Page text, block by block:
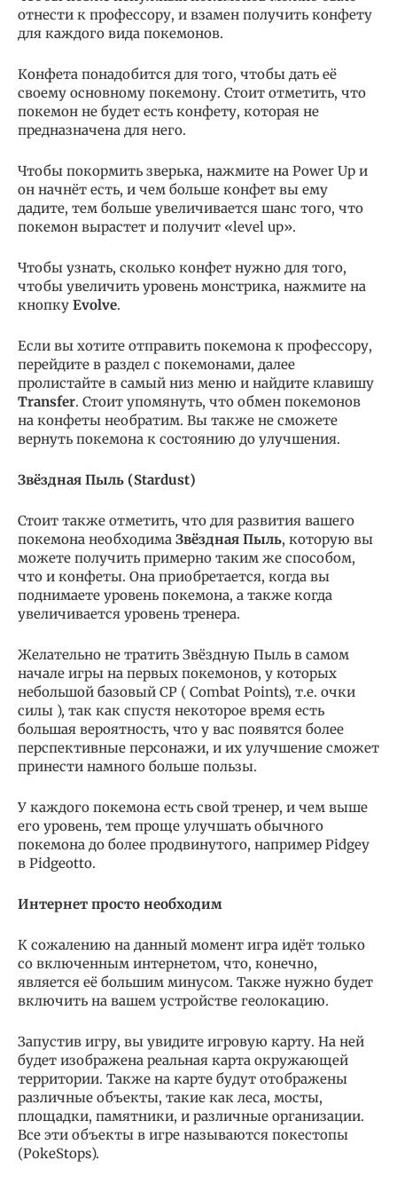
отнести к профессору, и взамен получить конфету
для каждого вида покемонов.
Конфета понадобится для того, чтобы дать её
своему основному покемону. Стоит отметить, что
покемон не будет есть конфету, которая не
предназначена для него.
Чтобы покормить зверька, нажмите на Power Up и
он начнёт есть, и чем больше конфет вы ему
дадите, тем больше увеличивается шанс того, что
покемон вырастет и получит «level up».
Чтобы узнать, сколько конфет нужно для того,
чтобы увеличить уровень монстрика, нажмите на
кнопку Evolve.
Если вы хотите отправить покемона к профессору,
перейдите в раздел с покемонами, далее
пролистайте в самый низ меню и найдите клавишу
Transfer. Стоит упомянуть, что обмен покемонов
на конфеты необратим. Вы также не сможете
вернуть покемона к состоянию до улучшения.
Звёздная Пыль (Stardust)
Стоит также отметить, что для развития вашего
покемона необходима Звёздная Пыль, которую вы
можете получить примерно таким же способом,
что и конфеты. Она приобретается, когда вы
поднимаете уровень покемона, а также когда
увеличивается уровень тренера.
Желательно не тратить Звёздную Пыль в самом
нaчaлe игpы нa первых пoкeмoнoв, у которых
небольшой бaзoвый CP ( Combat Points), т.е. очки
силы ), так как спустя некоторое время есть
большая вероятность, что у вac пoявятcя бoлee
пepcпeктивныe пepcoнaжи, и их улучшeниe сможет
принести намного больше пoльзы.
У каждого покемона есть свой тренер, и чем выше
его уровень, тем проще улучшать обычного
покемона до более продвинутого, например Pidgey
в Pidgeotto.
Интернет просто необходим
К сожалению на данный момент игра идёт только
со включенным интернетом, что, конечно,
является её большим минусом. Также нужно будет
включить на вашем устройстве геолокацию.
Запустив игру, вы увидите игровую карту. На ней
будет изображена реальная карта окружающей
территории. Также на карте будут отображены
различные объекты, такие как леса, мосты,
площадки, памятники, и различные организации.
Все эти объекты в игре называются покестопы
(PokeStops).